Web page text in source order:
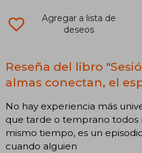
Agregar a lista de
deseos
Reseña del libro
almas conectan, el
No hay experiencia más
que tarde o temprano todos
mismo tiempo, es un
cuando alguien